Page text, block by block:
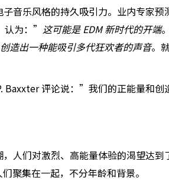
音乐风格的持久吸引力。业内专家预
为：” 这可能是 EDM 新时代的开端
造出一种能吸引多代狂欢者的声音。
Baxxter 评论说：”我们的正能量和创
人们对激烈、高能量体验的渴望达到
聚集在一起，不分年龄和背景。